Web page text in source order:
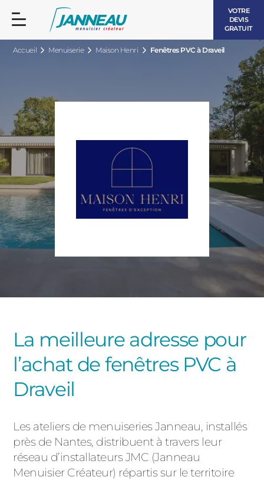
VOTRE
DEVIS
GRATUIT
Accueil Menuiserie Maison Henri Fenêtres PVC à Draveil
La meilleure adresse pour
l’achat de fenêtres PVC à
Draveil
Les ateliers de menuiseries Janneau, installés
près de Nantes, distribuent à travers leur
réseau d’installateurs JMC (Janneau
Menuisier Créateur) répartis sur le territoire
FENÊTRES ET PORTES-FENÊTRES
BOIS
ALUMINIUM
BAIES VITRÉES
PORTES D’ENTRÉE
LES CONTEMPORAINES
LES INTEMPORELLES
VOLETS ROULANTS
PERGOLAS
CLÔTURES